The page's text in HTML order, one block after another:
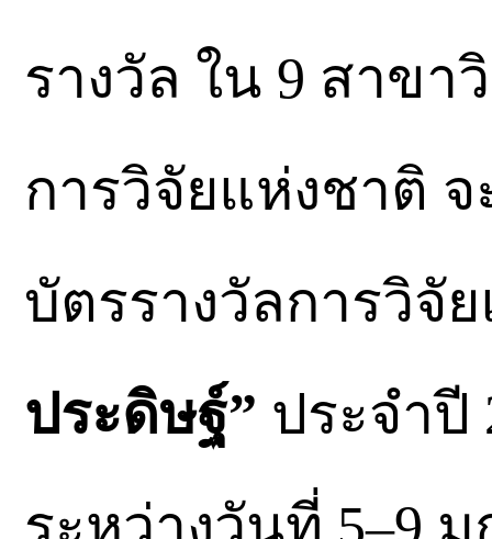
รางวัล ใน 9 สาขา
การวิจัยแห่งชาติ
บัตรรางวัลการวิจั
ประดิษฐ์” ประจำ